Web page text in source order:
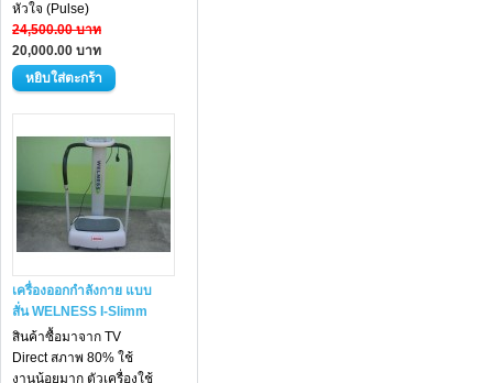
หัวใจ (Pulse)
24,500.00 บาท
20,000.00 บาท
เครื่องออกกำลังกาย แบบ
สั่น WELNESS I-Slimm
สินค้าซื้อมาจาก TV
Direct สภาพ 80% ใช้
งานน้อยมาก ตัวเครื่องใช้